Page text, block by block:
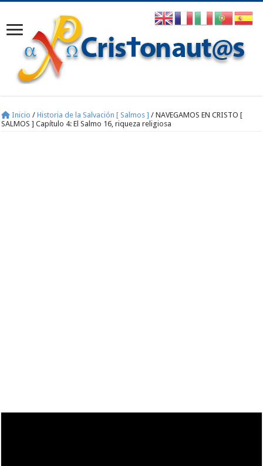
Inicio / Historia de la Salvación [ Salmos ] / NAVEGAMOS EN CRISTO [
SALMOS ] Capítulo 4: El Salmo 16, riqueza religiosa